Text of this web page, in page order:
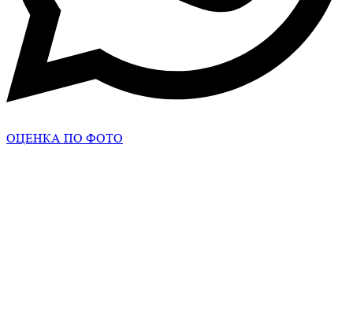
ОЦЕНКА ПО ФОТО